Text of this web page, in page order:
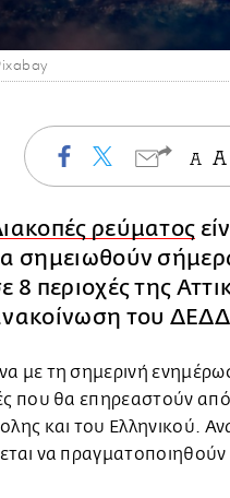
ρεύματος
σημειωθούν
8 περιοχές της
του
με τη σημερινή
που θα επηρεαστούν από
και του Ελληνικού.
να πραγματοποιηθούν